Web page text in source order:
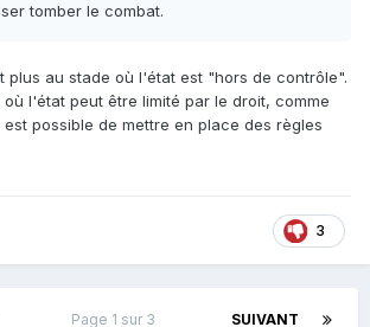
tomber le combat.
plus au stade où l'état est "hors de contrôle".
l'état peut être limité par le droit, comme
possible de mettre en place des règles
3
SUIVANT
Page 1 sur 3